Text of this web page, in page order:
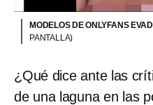
MODELOS DE ONLYFANS
PANTALLA)
¿Qué dice ante las
de una laguna en las